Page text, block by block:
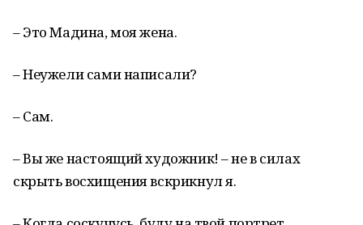
– Это Мадина, моя жена.
– Неужели сами написали?
– Сам.
– Вы же настоящий художник! – не в силах
скрыть восхищения вскрикнул я.